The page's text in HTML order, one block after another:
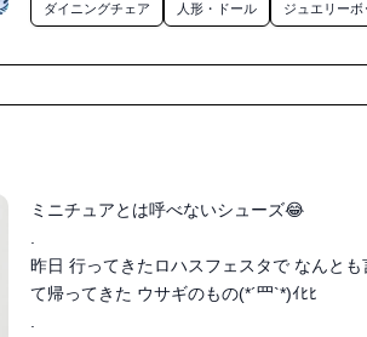
ダイニングチェア 人形・ドール ジュエリー
ミニチュアとは呼べないシューズ😂
昨日 行ってきたロハスフェスタで なんと
て帰ってきた ウサギのもの(*´罒`*)ｲﾋﾋ